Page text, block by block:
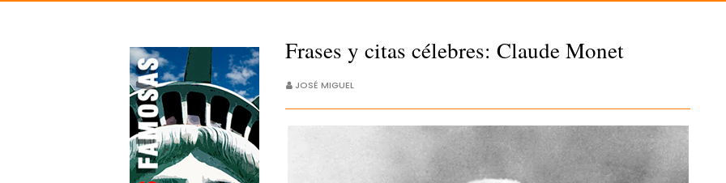
Frases y citas célebres: Claude Monet
JOSÉ MIGUEL